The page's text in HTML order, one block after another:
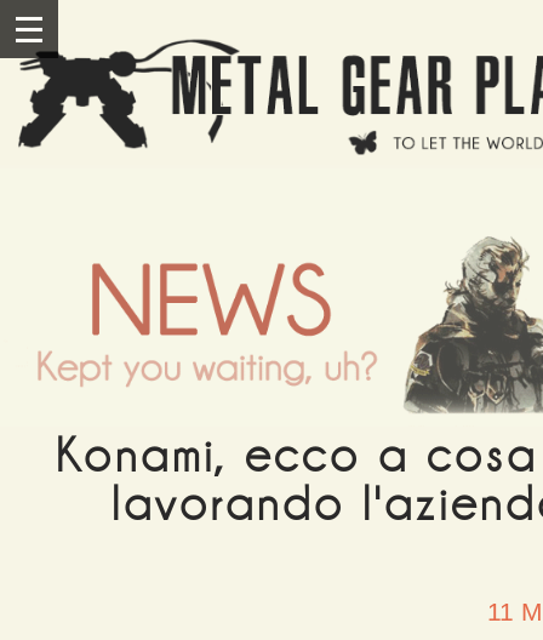
Konami, ecco a
lavorando
III
11